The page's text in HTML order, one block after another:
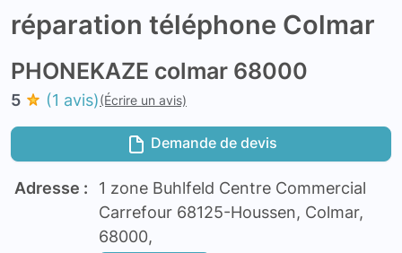
réparation téléphone Colmar
PHONEKAZE colmar 68000
5 (1 avis)(Écrire un avis)
Demande de devis
Adresse :
1 zone Buhlfeld Centre Commercial
Carrefour 68125-Houssen, Colmar,
68000,